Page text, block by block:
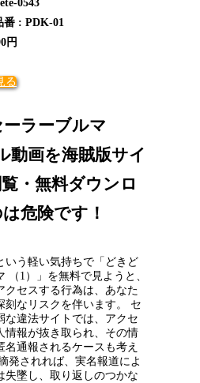
0543
番 : PDK-01
円
る
ラーブルマ
動画を海賊版サイ
・無料ダウンロ
危険です！
いう軽い気持ちで「どきど
（1）」を無料で見ようと、
クセスする行為は、あなた
刻なリスクを伴います。 セ
な違法サイトでは、アクセ
情報が抜き取られ、その情
名通報されるケースも考え
発されれば、実名報道によ
失墜し、取り返しのつかな